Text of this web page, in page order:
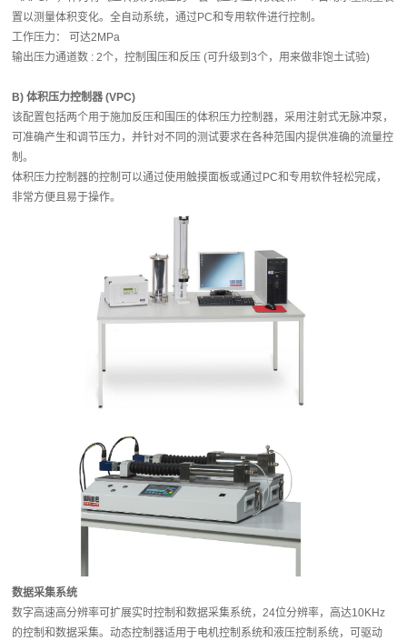
置以测量体积变化。全自动系统，通过PC和专用软件进行控制。
工作压力： 可达2MPa
输出压力通道数 : 2个，控制围压和反压 (可升级到3个，用来做非饱土试验)
B) 体积压力控制器 (VPC)
该配置包括两个用于施加反压和围压的体积压力控制器，采用注射式无脉冲泵，
可准确产生和调节压力，并针对不同的测试要求在各种范围内提供准确的流量控
制。
体积压力控制器的控制可以通过使用触摸面板或通过PC和专用软件轻松完成，
非常方便且易于操作。
数据采集系统
数字高速高分辨率可扩展实时控制和数据采集系统，24位分辨率，高达10KHz
的控制和数据采集。动态控制器适用于电机控制系统和液压控制系统，可驱动